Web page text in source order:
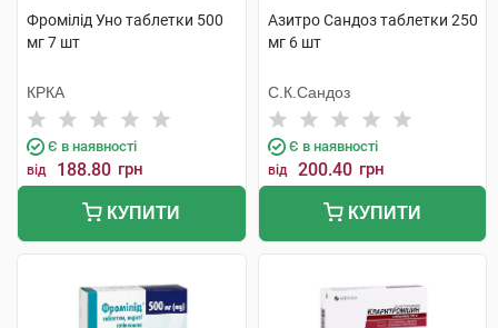
Фромілід Уно таблетки 500
мг 7 шт
КРКА
Є в наявності
від 188.80 грн
КУПИТИ
Азитро Сандоз таблетки 250
мг 6 шт
С.К.Сандоз
Є в наявності
від 200.40 грн
КУПИТИ